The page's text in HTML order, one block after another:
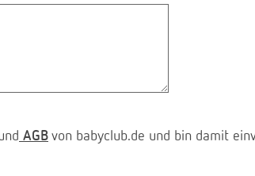
AGB von babyclub.de und bin damit